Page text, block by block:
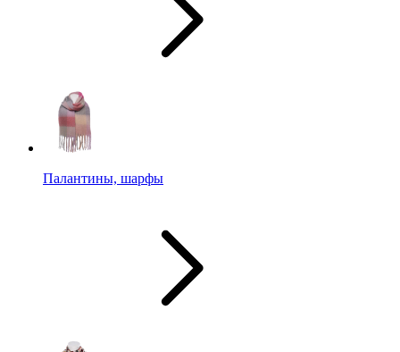
Палантины, шарфы